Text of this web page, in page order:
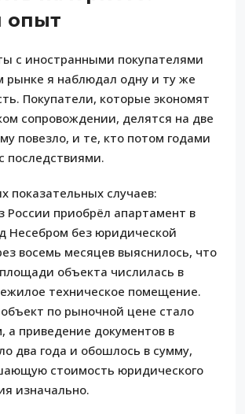
опыт
с иностранными покупателями
рынке я наблюдал одну и ту же
Покупатели, которые экономят
сопровождении, делятся на две
повезло, и те, кто потом годами
последствиями.
показательных случаев:
России приобрёл апартамент в
Несебром без юридической
восемь месяцев выяснилось, что
объекта числилась в
техническое помещение.
по рыночной цене стало
а приведение документов в
два года и обошлось в сумму,
стоимость юридического
изначально.